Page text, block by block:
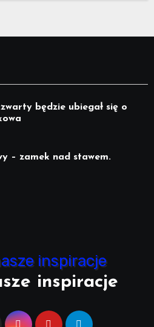
będzie ubiegał się o
– zamek nad stawem.
inspiracje